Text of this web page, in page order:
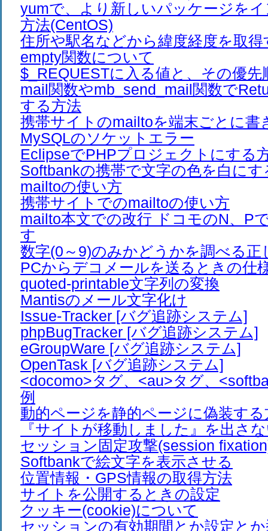
yumで、より新しいパッケージを
方法(CentOS)
住所や駅名などから緯度経度を取得
empty関数について
$_REQUESTに入る値と、その優先
mail関数やmb_send_mail関数で
する方法
携帯サイトのmailtoを端末ごとに書
MySQLのソケットエラー
EclipseでPHPプロジェクトにする
Softbankの携帯で文字の色を白に
mailtoの使い方
携帯サイトでのmailtoの使い方
mailto本文での改行 ドコモのN、P
す
数字(0～9)のみかどうかを調べる正
PCからデコメールを送るときの仕
quoted-printable文字列の変換
Mantisのメール文字化け
Issue-Tracker [バグ追跡システム]
phpBugTracker [バグ追跡システム]
eGroupWare [バグ追跡システム]
OpenTask [バグ追跡システム]
<docomo>タグ、<au>タグ、
例
動的ページを静的ページに偽装する
『サイトが移動しました』を出さ
セッション固定攻撃(session
Softbankで絵文字を表示させる
位置情報・GPS情報の取得方法
サイトを公開するときの設定
クッキー(cookie)について
セッションの有効期間とか設定と